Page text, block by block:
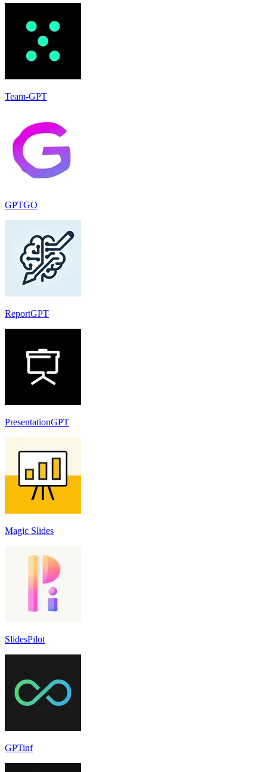
Team-GPT
GPTGO
ReportGPT
PresentationGPT
Magic Slides
SlidesPilot
GPTinf